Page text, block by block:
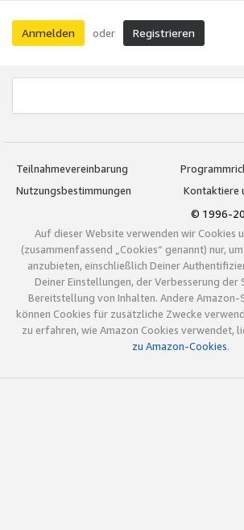
Anmelden oder Registrieren
Teilnahmevereinbarung
Nutzungsbestimmungen
Kontaktiere
© 1996-
Auf dieser Website verwenden wir Cookies
(zusammenfassend „Cookies“ genannt) nur,
anzubieten, einschließlich Deiner
Deiner Einstellungen, der Verbesserung der
Bereitstellung von Inhalten. Andere Amazon-
können Cookies für zusätzliche Zwecke
zu erfahren, wie Amazon Cookies verwendet,
zu Amazon-Cookies.